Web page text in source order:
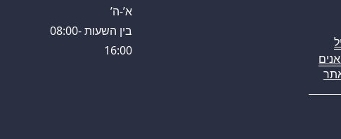
א’-ה’
בין השעות 08:00-
16:00